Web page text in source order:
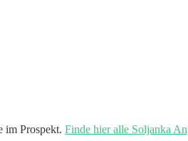
im Prospekt. Finde hier alle Soljanka